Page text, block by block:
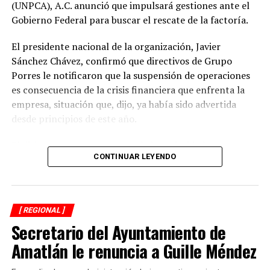
(UNPCA), A.C. anunció que impulsará gestiones ante el
Gobierno Federal para buscar el rescate de la factoría.
El presidente nacional de la organización, Javier
Sánchez Chávez, confirmó que directivos de Grupo
Porres le notificaron que la suspensión de operaciones
es consecuencia de la crisis financiera que enfrenta la
empresa, situación que, dijo, ya había sido advertida
desde principios de este año.
El dirigente sostuvo que una de las prioridades es
garantizar que los productores reciban el pago íntegro
empresa se comprometió a cubrir los adeudos conforme
a la ley y a los acuerdos establecidos al concluir la
molienda.
El Ingenio San Pedro abastecía entre 17 mil y 18 mil
hectáreas de cultivo y concentraba la producción de
CONTINUAR LEYENDO
[ REGIONAL ]
Secretario del Ayuntamiento de
Amatlán le renuncia a Guille Méndez